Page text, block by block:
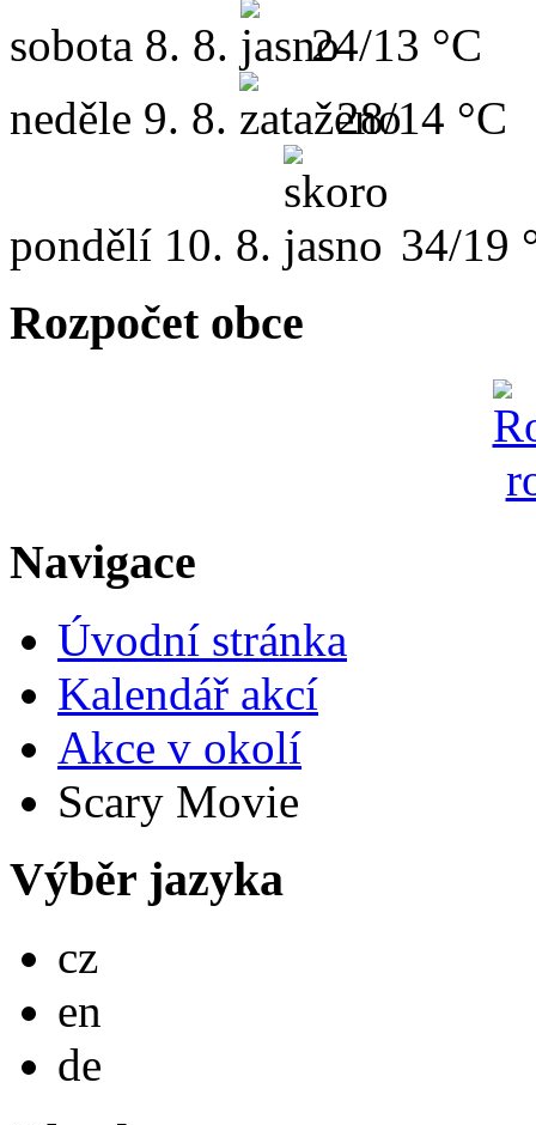
sobota 8. 8.
24/13 °C
neděle 9. 8. 28/14 °C
pondělí 10. 8. 34/19
Rozpočet obce
Navigace
Úvodní stránka
Kalendář akcí
Akce v okolí
Scary Movie
Výběr jazyka
cz
en
de